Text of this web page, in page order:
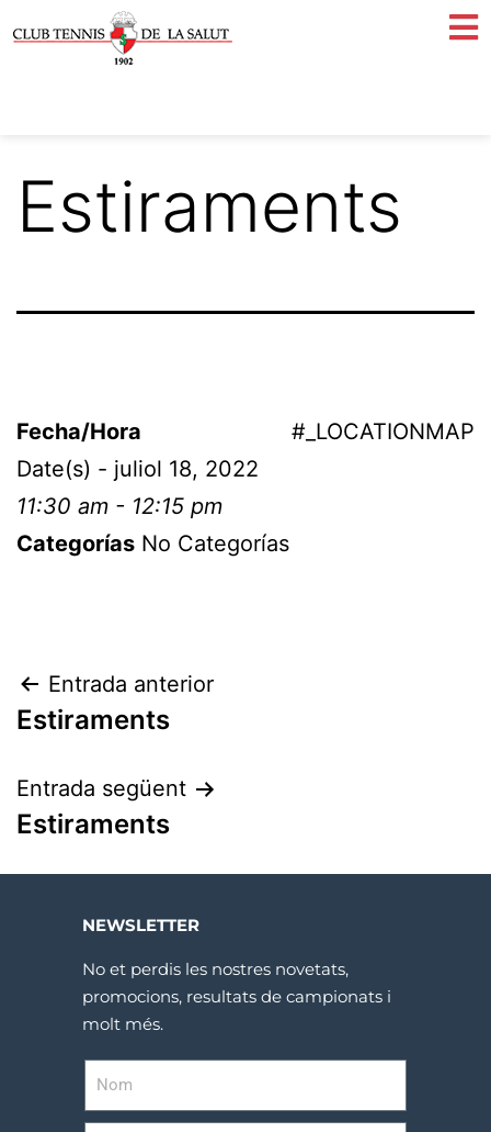
Estiraments
#_LOCATIONMAP
Fecha/Hora
Date(s) - juliol 18, 2022
11:30 am - 12:15 pm
Categorías No Categorías
Entrada anterior
Estiraments
Entrada següent
Estiraments
NEWSLETTER
No et perdis les nostres novetats,
promocions, resultats de campionats i
molt més.